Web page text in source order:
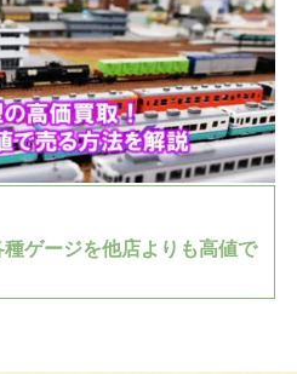
ゲージを他店よりも高値で